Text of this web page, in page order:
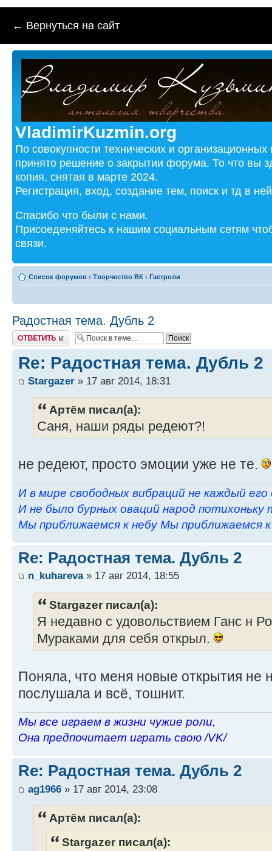
← Вернуться на сайт
VladimirKuzmin.org
По совокупности технических и
принято решение о закрытии форума. То что вы
копия, снятая в марте 2024.
Регистрация, вход, создание тем, поиск и тд в
Спасибо что были с нами.
Присоеденяйтесь к нашим социальным сетям
связи.
Список форумов ‹ Творчество ВК ‹ Гастроли
Радостная тема. Дубль 2
Ответить
Re: Радостная тема. Дубль 2
Stargazer » 17 авг 2014, 18:31
Артём писал(а):
Саня, наши ряды редеют?!
не редеют, просто эмоции уже не те.
И в мире свободных вибраций не каждый его
И не было бурных оваций народ потихоньку
Мы приближаемся к небу Мы приближаемся к
Re: Радостная тема. Дубль 2
n_kuhareva» 17 авг 2014, 18:55
Stargazer писал(а):
Я недавно с удовольствием Ганс н
Мураками для себя открыл.
Поняла, что меня новые открытия не
послушала и всё, тошнит.
Мы все играем в жизни чужие роли,
Она предпочитает играть свою /VK/
Re: Радостная тема. Дубль 2
ag1966 » 17 авг 2014, 23:08
Артём писал(а):
Stargazer писал(а):